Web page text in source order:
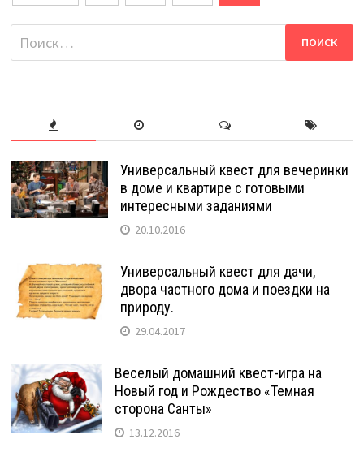
записей
Найти:
Универсальный квест для вечеринки
в доме и квартире с готовыми
интересными заданиями
20.10.2016
Универсальный квест для дачи,
двора частного дома и поездки на
природу.
29.04.2017
Веселый домашний квест-игра на
Новый год и Рождество «Темная
сторона Санты»
13.12.2016